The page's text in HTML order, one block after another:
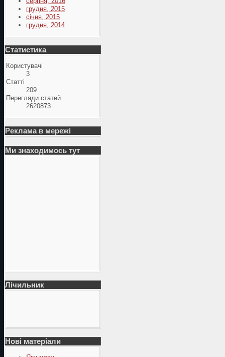
грудня, 2015
січня, 2015
грудня, 2014
Статистика
Користувачі
3
Статті
209
Перегляди статей
2620873
Реклама в мережі
Ми знаходимось тут
Лічильник
Нові матеріали